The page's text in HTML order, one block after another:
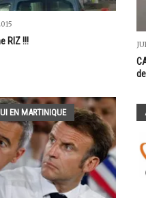
RIZ !!!
EN MARTINIQUE